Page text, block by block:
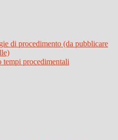
di procedimento (da pubblicare
tempi procedimentali